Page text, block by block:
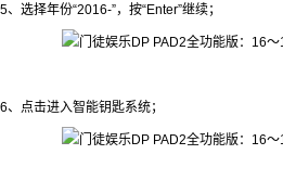
5、选择年份“2016-”，按“Enter”继续；
6、点击进入智能钥匙系统；